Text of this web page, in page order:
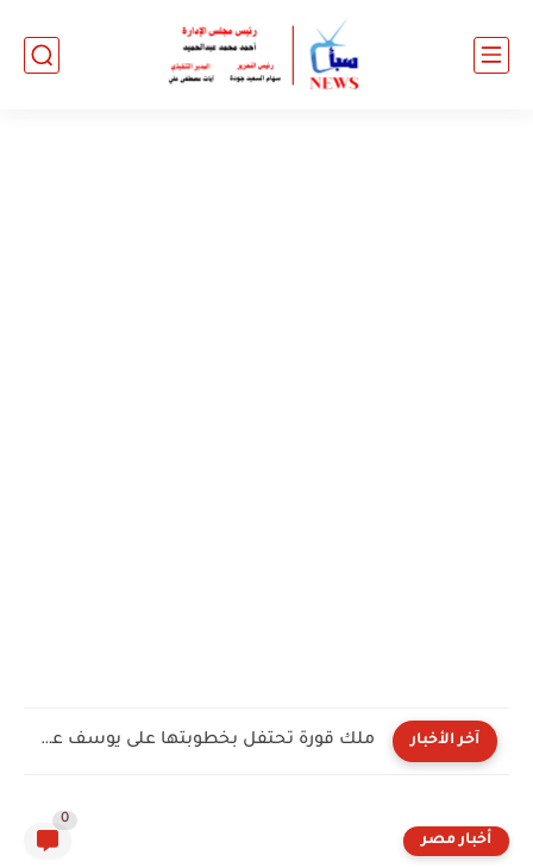
آخر الأخبار ملك قورة تحتفل بخطوبتها على يوسف عثمان في الساحل الشمالي.....
أخبار مصر
0